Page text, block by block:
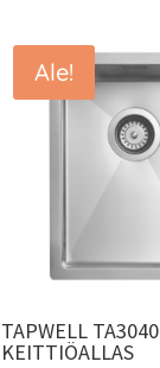
Ale!
TAPWELL TA3040
KEITTIÖALLAS